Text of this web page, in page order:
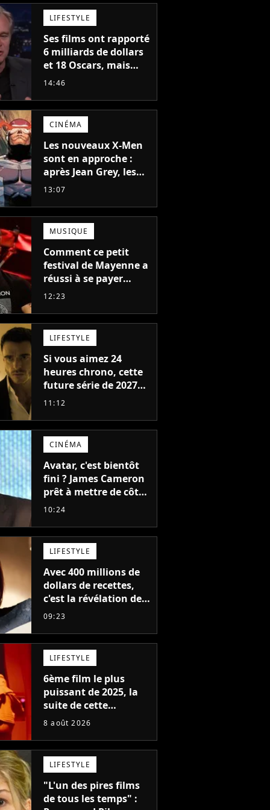
LIFESTYLE
Ses films ont rapporté
6 milliards de dollars
et 18 Oscars, mais
Christopher Nolan a
genre de films très
particulier
14:46
CINÉMA
Les nouveaux X-Men
sont en approche :
après Jean Grey, les
acteurs qui vont jouer
Cyclope trouvés !
13:07
MUSIQUE
Comment ce petit
festival de Mayenne a
réussi à se payer
Robbie Williams, Jul et
12:23
LIFESTYLE
Si vous aimez 24
heures chrono, cette
future série de 2027
va devenir votre
11:12
CINÉMA
Avatar, c'est bientôt
fini ? James Cameron
prêt à mettre de côté
sa saga de science-
de recettes
10:24
LIFESTYLE
Avec 400 millions de
dollars de recettes,
c'est la révélation de
2026 au cinéma : cette
remplacer Jennifer
Lawrence chez Marvel
09:23
LIFESTYLE
6ème film le plus
puissant de 2025, la
suite de cette
franchise culte est
réalisateur claque la
porte pour "différends
créatifs"
8 août 2026
LIFESTYLE
"L'un des pires films
de tous les temps" :